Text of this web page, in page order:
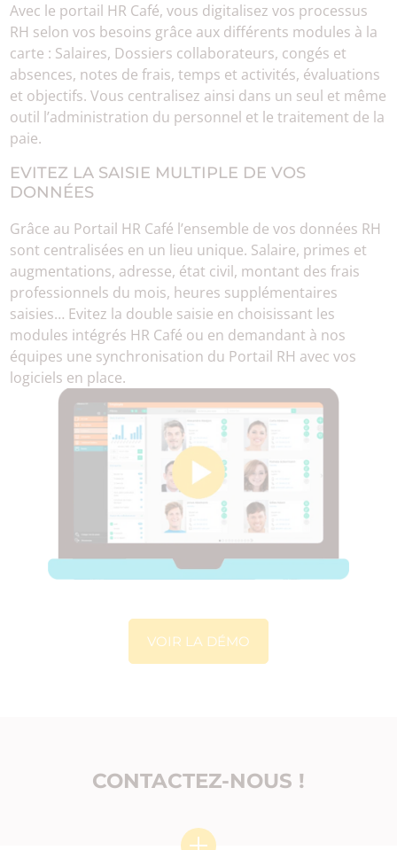
Avec le portail HR Café, vous digitalisez vos processus
RH selon vos besoins grâce aux différents modules à la
carte : Salaires, Dossiers collaborateurs, congés et
absences, notes de frais, temps et activités, évaluations
et objectifs. Vous centralisez ainsi dans un seul et même
outil l’administration du personnel et le traitement de la
paie.
EVITEZ LA SAISIE MULTIPLE DE VOS
DONNÉES
Grâce au Portail HR Café l’ensemble de vos données RH
sont centralisées en un lieu unique. Salaire, primes et
augmentations, adresse, état civil, montant des frais
professionnels du mois, heures supplémentaires
saisies… Evitez la double saisie en choisissant les
modules intégrés HR Café ou en demandant à nos
équipes une synchronisation du Portail RH avec vos
logiciels en place.
VOIR LA DÉMO
CONTACTEZ-NOUS !